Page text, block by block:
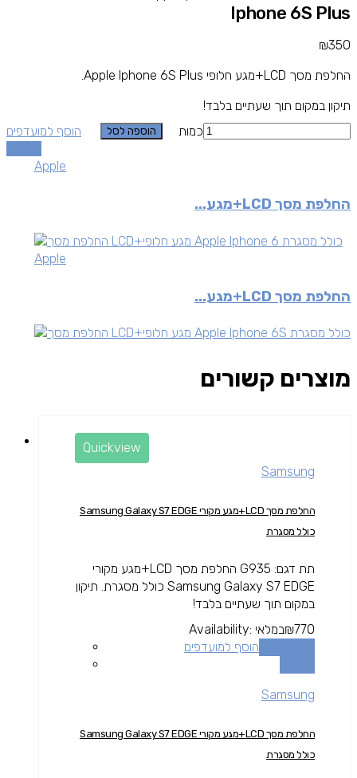
Iphone 6S Plus
₪350
החלפת מסך LCD+מגע חלופי Apple Iphone 6S Plus.
תיקון במקום תוך שעתיים בלבד!
כמות
הוספה לסל
הוסף למועדפים
Apple
החלפת מסך LCD+מגע...
Apple
החלפת מסך LCD+מגע...
מוצרים קשורים
Quickview
Samsung
החלפת מסך LCD+מגע מקורי Samsung Galaxy S7 EDGE
כולל מסגרת
תת דגם: G935 החלפת מסך LCD+מגע מקורי
Samsung Galaxy S7 EDGE כולל מסגרת. תיקון
במקום תוך שעתיים בלבד!
₪770
Availability: במלאי
הוסף למועדפים
Samsung
החלפת מסך LCD+מגע מקורי Samsung Galaxy S7 EDGE
כולל מסגרת